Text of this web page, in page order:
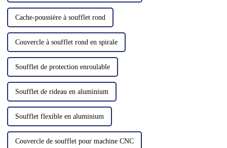
Cache-poussière à soufflet rond
Couvercle à soufflet rond en spirale
Soufflet de protection enroulable
Soufflet de rideau en aluminium
Soufflet flexible en aluminium
Couvercle de soufflet pour machine CNC